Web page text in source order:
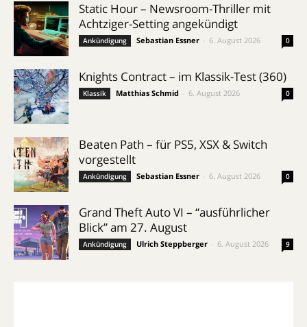
Static Hour – Newsroom-Thriller mit
Achtziger-Setting angekündigt
Ankündigung Sebastian Essner 6. August 2026 0
Knights Contract – im Klassik-Test (360)
Klassik Matthias Schmid 6. August 2026 0
Beaten Path – für PS5, XSX & Switch
vorgestellt
Ankündigung Sebastian Essner 6. August 2026 0
Grand Theft Auto VI – “ausführlicher
Blick” am 27. August
Ankündigung Ulrich Steppberger 6. August 2026 9